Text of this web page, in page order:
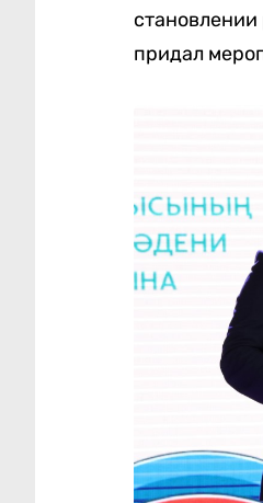
придал